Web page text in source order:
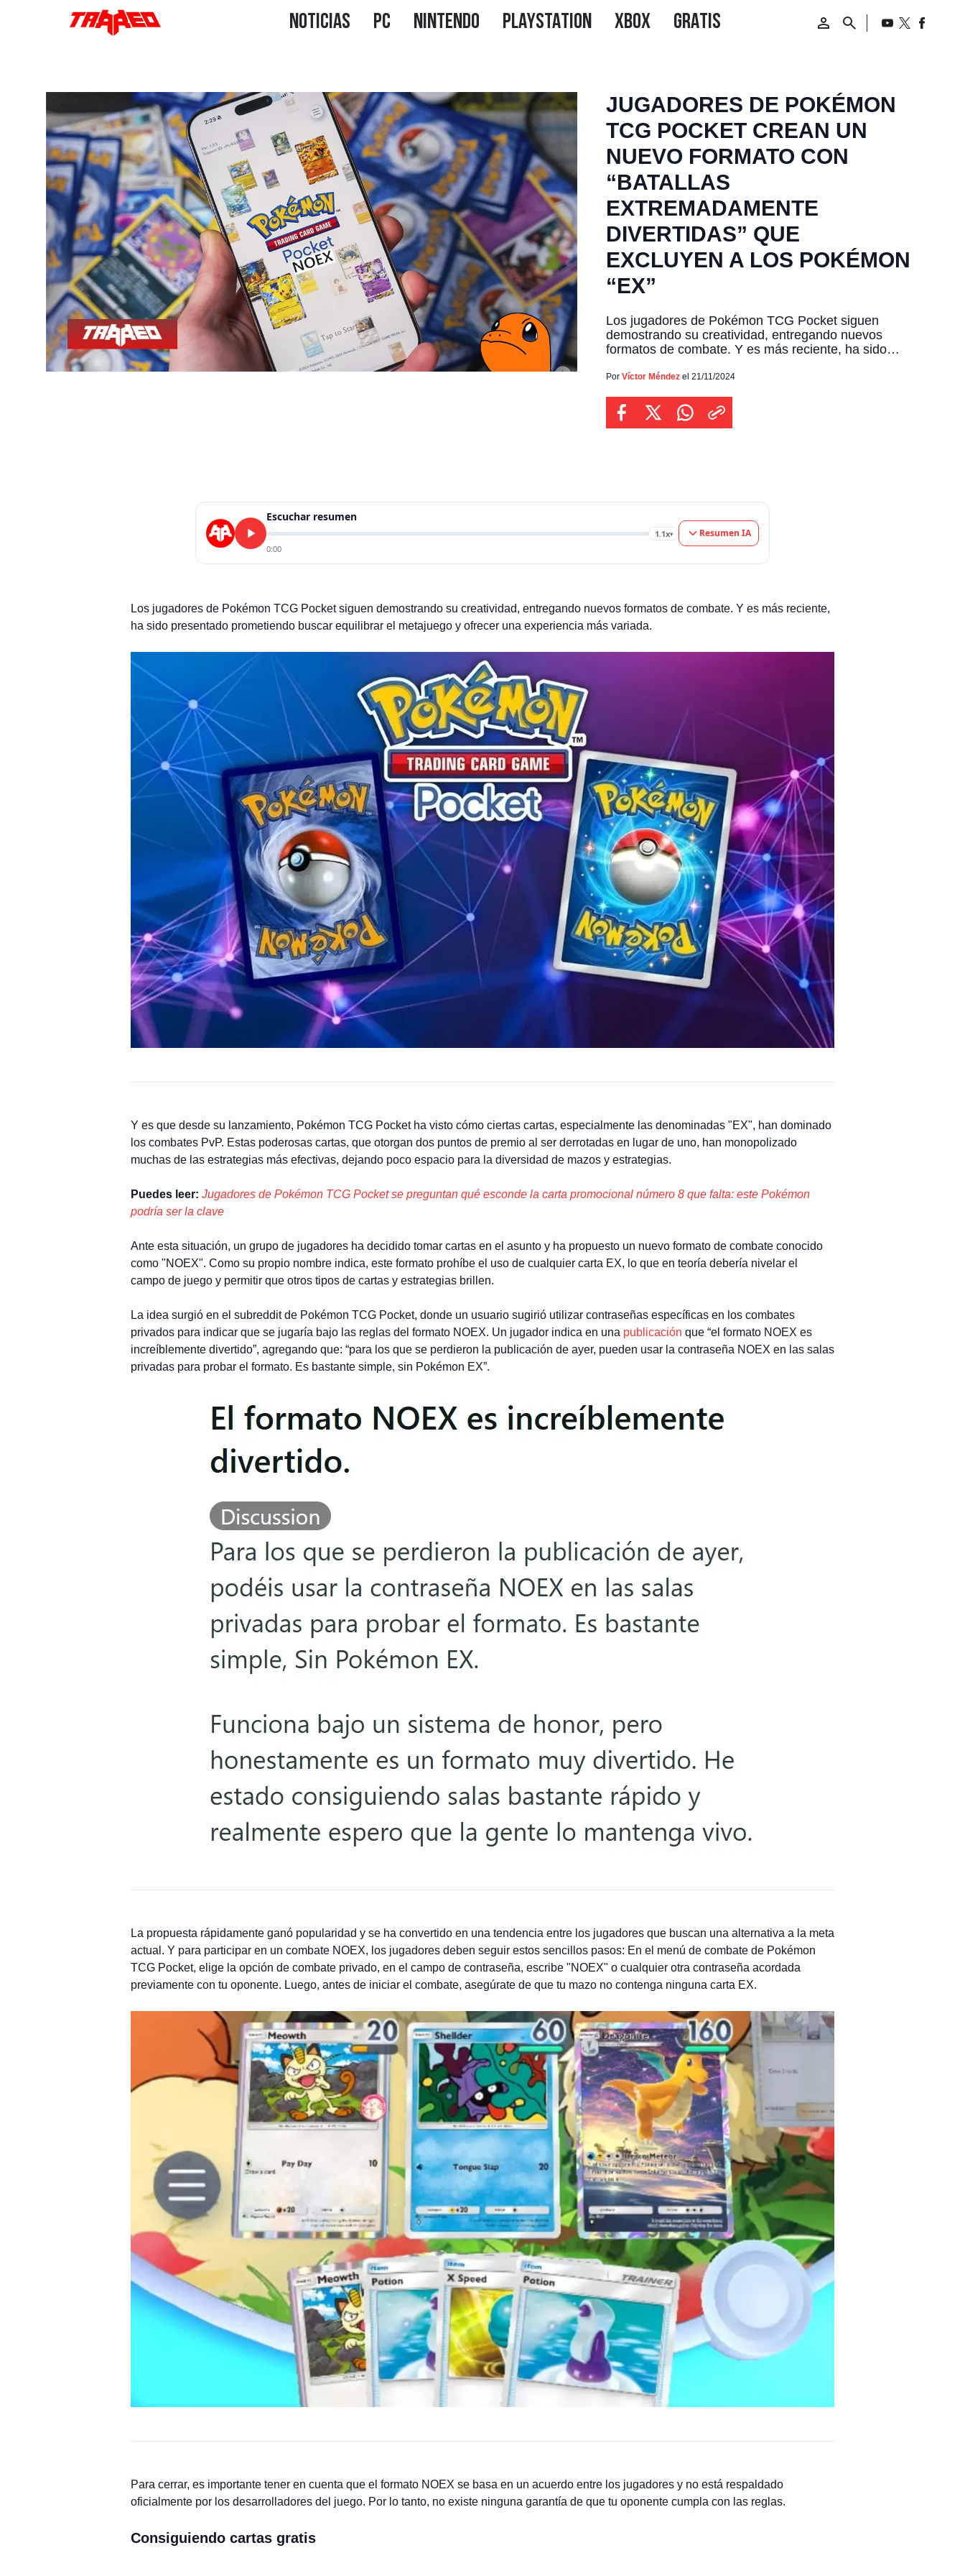
JUGADORES DE POKÉMON
TCG POCKET CREAN UN
NUEVO FORMATO CON
“BATALLAS
EXTREMADAMENTE
DIVERTIDAS” QUE
EXCLUYEN A LOS POKÉMON
“EX”
Los jugadores de Pokémon TCG Pocket siguen
demostrando su creatividad, entregando nuevos
formatos de combate. Y es más reciente, ha sido
metajuego y ofrecer una experiencia más variada. Y
ha visto cómo ciertas cartas, especialmente las
denominadas "EX", han dominado los combates […]
Por Víctor Méndez el 21/11/2024
Escuchar resumen
1.1x▾
0:00
Resumen IA
Los jugadores de Pokémon TCG Pocket siguen demostrando su creatividad, entregando nuevos formatos de combate. Y es más reciente,
ha sido presentado prometiendo buscar equilibrar el metajuego y ofrecer una experiencia más variada.
Y es que desde su lanzamiento, Pokémon TCG Pocket ha visto cómo ciertas cartas, especialmente las denominadas "EX", han dominado
los combates PvP. Estas poderosas cartas, que otorgan dos puntos de premio al ser derrotadas en lugar de uno, han monopolizado
muchas de las estrategias más efectivas, dejando poco espacio para la diversidad de mazos y estrategias.
Puedes leer: Jugadores de Pokémon TCG Pocket se preguntan qué esconde la carta promocional número 8 que falta: este Pokémon
podría ser la clave
Ante esta situación, un grupo de jugadores ha decidido tomar cartas en el asunto y ha propuesto un nuevo formato de combate conocido
como "NOEX". Como su propio nombre indica, este formato prohíbe el uso de cualquier carta EX, lo que en teoría debería nivelar el
campo de juego y permitir que otros tipos de cartas y estrategias brillen.
La idea surgió en el subreddit de Pokémon TCG Pocket, donde un usuario sugirió utilizar contraseñas específicas en los combates
privados para indicar que se jugaría bajo las reglas del formato NOEX. Un jugador indica en una publicación que “el formato NOEX es
increíblemente divertido”, agregando que: “para los que se perdieron la publicación de ayer, pueden usar la contraseña NOEX en las salas
privadas para probar el formato. Es bastante simple, sin Pokémon EX”.
La propuesta rápidamente ganó popularidad y se ha convertido en una tendencia entre los jugadores que buscan una alternativa a la meta
actual. Y para participar en un combate NOEX, los jugadores deben seguir estos sencillos pasos: En el menú de combate de Pokémon
TCG Pocket, elige la opción de combate privado, en el campo de contraseña, escribe "NOEX" o cualquier otra contraseña acordada
previamente con tu oponente. Luego, antes de iniciar el combate, asegúrate de que tu mazo no contenga ninguna carta EX.
Para cerrar, es importante tener en cuenta que el formato NOEX se basa en un acuerdo entre los jugadores y no está respaldado
oficialmente por los desarrolladores del juego. Por lo tanto, no existe ninguna garantía de que tu oponente cumpla con las reglas.
Consiguiendo cartas gratis